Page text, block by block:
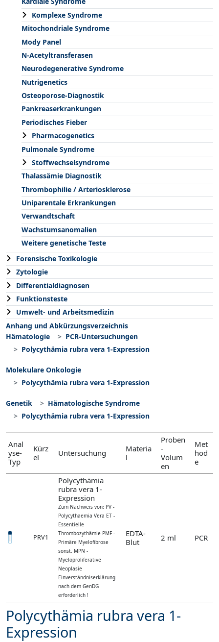
Komplexe Syndrome
Mitochondriale Syndrome
Mody Panel
N-Acetyltransferasen
Neurodegenerative Syndrome
Nutrigenetics
Osteoporose-Diagnostik
Pankreaserkrankungen
Periodisches Fieber
Pharmacogenetics
Pulmonale Syndrome
Stoffwechselsyndrome
Thalassämie Diagnostik
Thrombophilie / Arteriosklerose
Uniparentale Erkrankungen
Verwandtschaft
Wachstumsanomalien
Weitere genetische Teste
Forensische Toxikologie
Zytologie
Differentialdiagnosen
Funktionsteste
Umwelt- und Arbeitsmedizin
Anhang und Abkürzungsverzeichnis
Hämatologie
PCR-Untersuchungen
Polycythämia rubra vera 1-Expression
Molekulare Onkologie
Polycythämia rubra vera 1-Expression
Genetik
Hämatologische Syndrome
Polycythämia rubra vera 1-Expression
Anal
yse-
Typ
Kürz
el
Untersuchung
Materia
l
Proben
-
Volum
en
Met
hod
e
PRV1
Polycythämia
rubra vera 1-
Expression
Zum Nachweis von: PV -
Polycythaemia Vera ET -
Essentielle
Thrombozythämie PMF -
Primäre Myelofibrose
sonst. MPN -
Myeloproliferative
Neoplasie
Einverständniserklärung
nach dem GenDG
erforderlich !
EDTA-
Blut
2 ml PCR
Polycythämia rubra vera 1-
Expression